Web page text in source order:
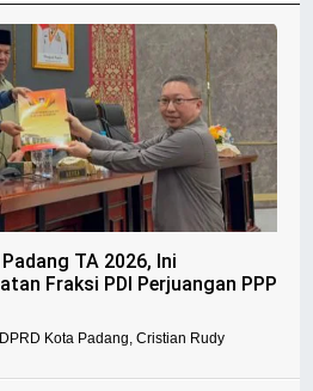
TA 2026, Ini
Fraksi PDI Perjuangan PPP
Kota Padang, Cristian Rudy